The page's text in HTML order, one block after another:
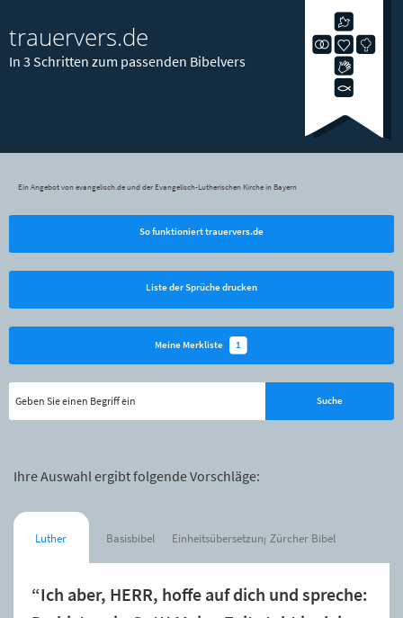
trauervers.de
In 3 Schritten zum passenden Bibelvers
Ein Angebot von evangelisch.de und der Evangelisch-Lutherischen Kirche in Bayern
So funktioniert trauervers.de
Liste der Sprüche drucken
Meine Merkliste 1
Ihre Auswahl ergibt folgende Vorschläge:
Luther Basisbibel Einheitsübersetzung Zürcher Bibel
“Ich aber, HERR, hoffe auf dich und spreche: